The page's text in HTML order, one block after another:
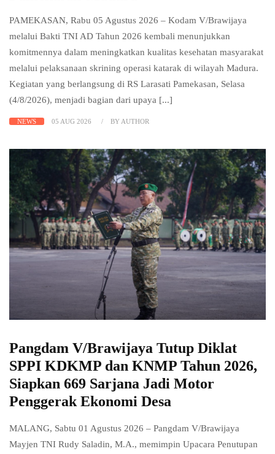
PAMEKASAN, Rabu 05 Agustus 2026 – Kodam V/Brawijaya
melalui Bakti TNI AD Tahun 2026 kembali menunjukkan
komitmennya dalam meningkatkan kualitas kesehatan masyarakat
melalui pelaksanaan skrining operasi katarak di wilayah Madura.
Kegiatan yang berlangsung di RS Larasati Pamekasan, Selasa
(4/8/2026), menjadi bagian dari upaya [...]
NEWS 05 AUG 2026 BY AUTHOR
Pangdam V/Brawijaya Tutup Diklat
SPPI KDKMP dan KNMP Tahun 2026,
Siapkan 669 Sarjana Jadi Motor
Penggerak Ekonomi Desa
MALANG, Sabtu 01 Agustus 2026 – Pangdam V/Brawijaya
Mayjen TNI Rudy Saladin, M.A., memimpin Upacara Penutupan